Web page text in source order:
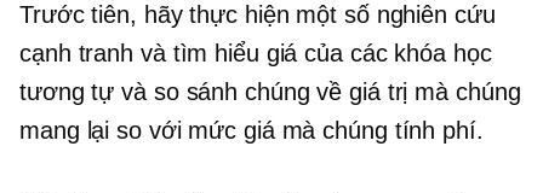
Trước tiên, hãy thực hiện một số nghiên cứu
cạnh tranh và tìm hiểu giá của các khóa học
tương tự và so sánh chúng về giá trị mà chúng
mang lại so với mức giá mà chúng tính phí.